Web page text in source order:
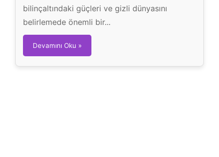
bilinçaltındaki güçleri ve gizli dünyasını
belirlemede önemli bir...
Devamını Oku »1
2
.